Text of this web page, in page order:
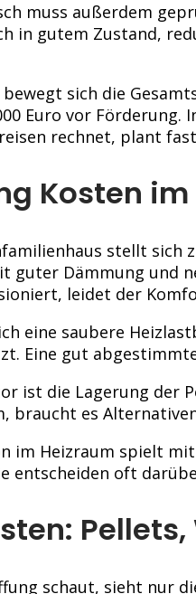
muss außerdem
in gutem Zustand,
sich die
Euro vor
rechnet, plant
Kosten
stellt sich
guter Dämmung und
leidet der
eine saubere
Eine gut
ist die Lagerung der
braucht es
im Heizraum spielt
entscheiden oft
schaut, sieht nur